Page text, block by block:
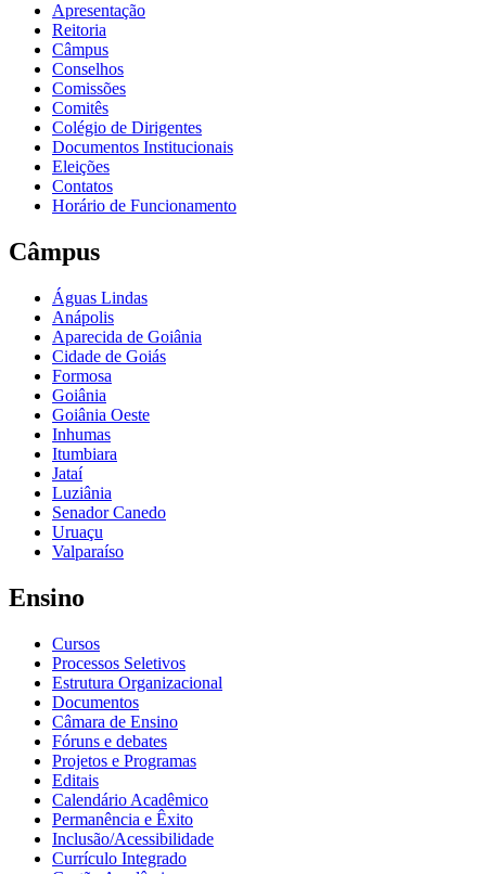
Apresentação
Reitoria
Câmpus
Conselhos
Comissões
Comitês
Colégio de Dirigentes
Documentos Institucionais
Eleições
Contatos
Horário de Funcionamento
Câmpus
Águas Lindas
Anápolis
Aparecida de Goiânia
Cidade de Goiás
Formosa
Goiânia
Goiânia Oeste
Inhumas
Itumbiara
Jataí
Luziânia
Senador Canedo
Uruaçu
Valparaíso
Ensino
Cursos
Processos Seletivos
Estrutura Organizacional
Documentos
Câmara de Ensino
Fóruns e debates
Projetos e Programas
Editais
Calendário Acadêmico
Permanência e Êxito
Inclusão/Acessibilidade
Currículo Integrado